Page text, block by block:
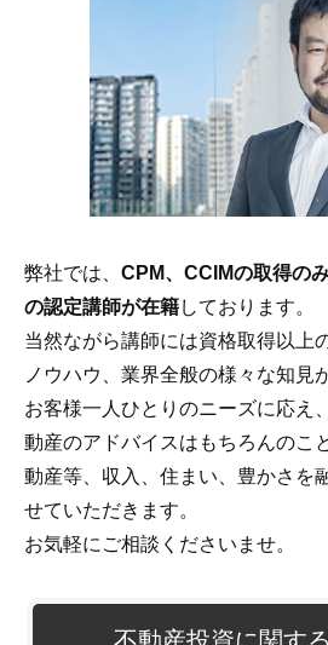
弊社では、 CPM、CCIMの取得の
の認定講師が在籍しております。
当然ながら講師には資格取得以上
ノウハウ、業界全般の様々な知見
お客様一人ひとりのニーズに応え
動産のアドバイスはもちろんのこ
動産等、収入、住まい、豊かさを
せていただきます。
お気軽にご相談くださいませ。